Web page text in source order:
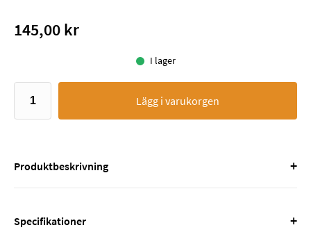
145,00 kr
I lager
Lägg i varukorgen
Produktbeskrivning +
Specifikationer +